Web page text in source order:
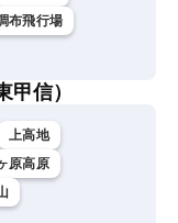
布飛行場
信）
上高地
原高原